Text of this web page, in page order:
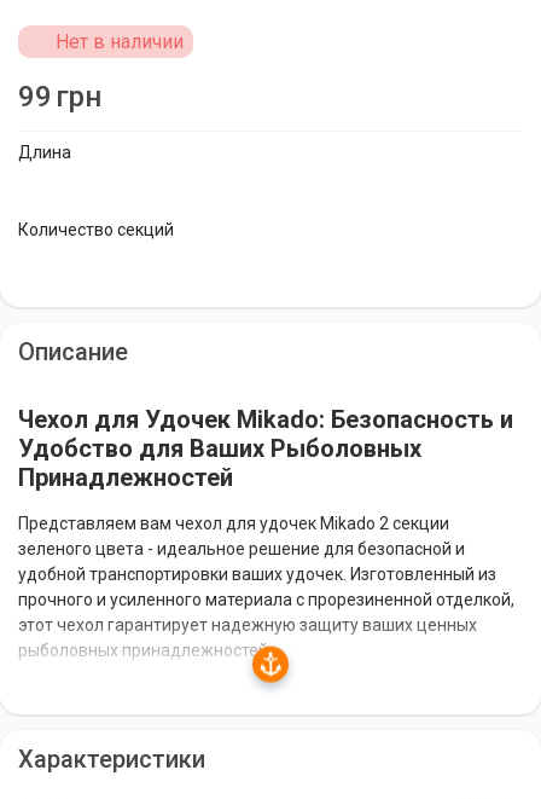
Длина
Количество секций
Нет в наличии
99 грн
Описание
Чехол для Удочек Mikado: Безопасность и
Удобство для Ваших Рыболовных
Принадлежностей
Представляем вам чехол для удочек Mikado 2 секции
зеленого цвета - идеальное решение для безопасной и
удобной транспортировки ваших удочек. Изготовленный из
прочного и усиленного материала с прорезиненной отделкой,
этот чехол гарантирует надежную защиту ваших ценных
рыболовных принадлежностей.
Универсальность и Вместительность
Универсальный размер 140 см и две секции чехла позволяют
Характеристики